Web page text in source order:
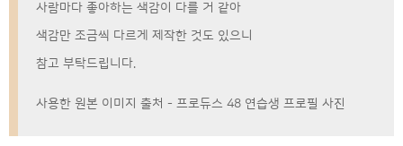
사람마다 좋아하는 색감이 다를 거 같아
색감만 조금씩 다르게 제작한 것도 있으니
참고 부탁드립니다.
사용한 원본 이미지 출처 - 프로듀스 48 연습생 프로필 사진